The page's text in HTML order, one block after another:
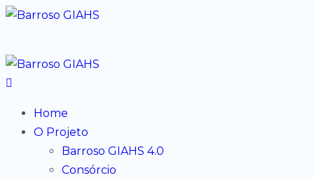
Home
O Projeto
Barroso GIAHS 4.0
Consórcio